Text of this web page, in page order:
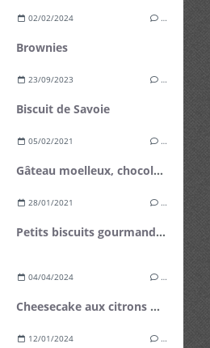
02/02/2024 …
Brownies
23/09/2023 …
Biscuit de Savoie
05/02/2021 …
Gâteau moelleux, chocolat et betterave
28/01/2021 …
Petits biscuits gourmands aux flocons d'avoine
04/04/2024 …
Cheesecake aux citrons de Menton et mangue fraîche
12/01/2024 …